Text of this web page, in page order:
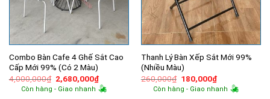
Combo Bàn Cafe 4 Ghế Sắt Cao
Cấp Mới 99% (Có 2 Màu)
4,000,000₫ Giá
gốc
là:
2,680,000₫Giá
hiện
tại
Còn hàng - Giao nhanh
Thanh Lý Bàn Xếp Sắt Mới 99%
(Nhiều Màu)
260,000₫ Giá
gốc
là:
180,000₫Giá
hiện
tại
Còn hàng - Giao nhanh